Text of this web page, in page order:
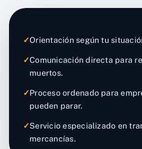
✓Orientación según tu
✓Comunicación directa para
muertos.
✓Proceso ordenado para
pueden parar.
✓Servicio especializado en
mercancías.